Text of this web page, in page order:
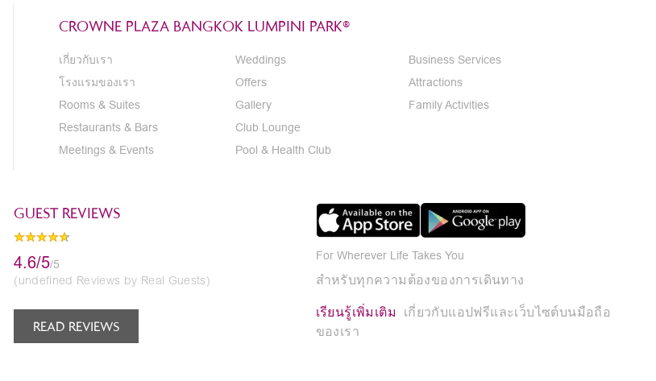
CROWNE PLAZA BANGKOK LUMPINI PARK®
เกี่ยวกับเรา
โรงแรมของเรา
Rooms & Suites
Restaurants & Bars
Meetings & Events
Weddings
Offers
Gallery
Club Lounge
Pool & Health Club
Business Services
Attractions
Family Activities
GUEST REVIEWS
4.6/5/5
(undefined Reviews by Real Guests)
READ REVIEWS
For Wherever Life Takes You
สำหรับทุกความต้องของการเดินทาง
เรียนรู้เพิ่มเติม
เกี่ยวกับแอปฟรีและเว็บไซต์บนมือถือ
ของเรา